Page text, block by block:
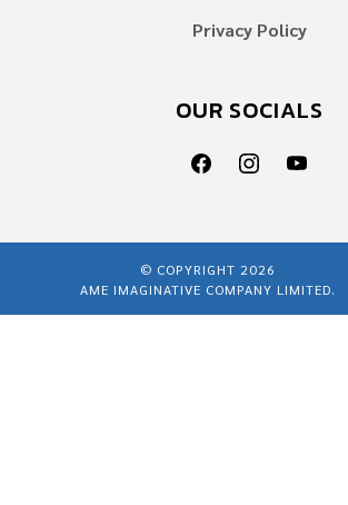
Privacy Policy
OUR SOCIALS
© COPYRIGHT 2026
AME IMAGINATIVE COMPANY LIMITED.